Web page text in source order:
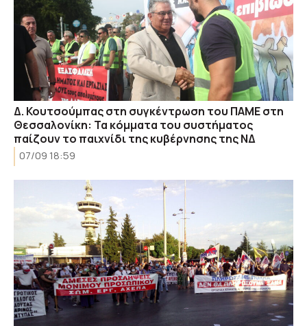
Δ. Κουτσούμπας στη συγκέντρωση του ΠΑΜΕ στη
Θεσσαλονίκη: Τα κόμματα του συστήματος
παίζουν το παιχνίδι της κυβέρνησης της ΝΔ
07/09 18:59